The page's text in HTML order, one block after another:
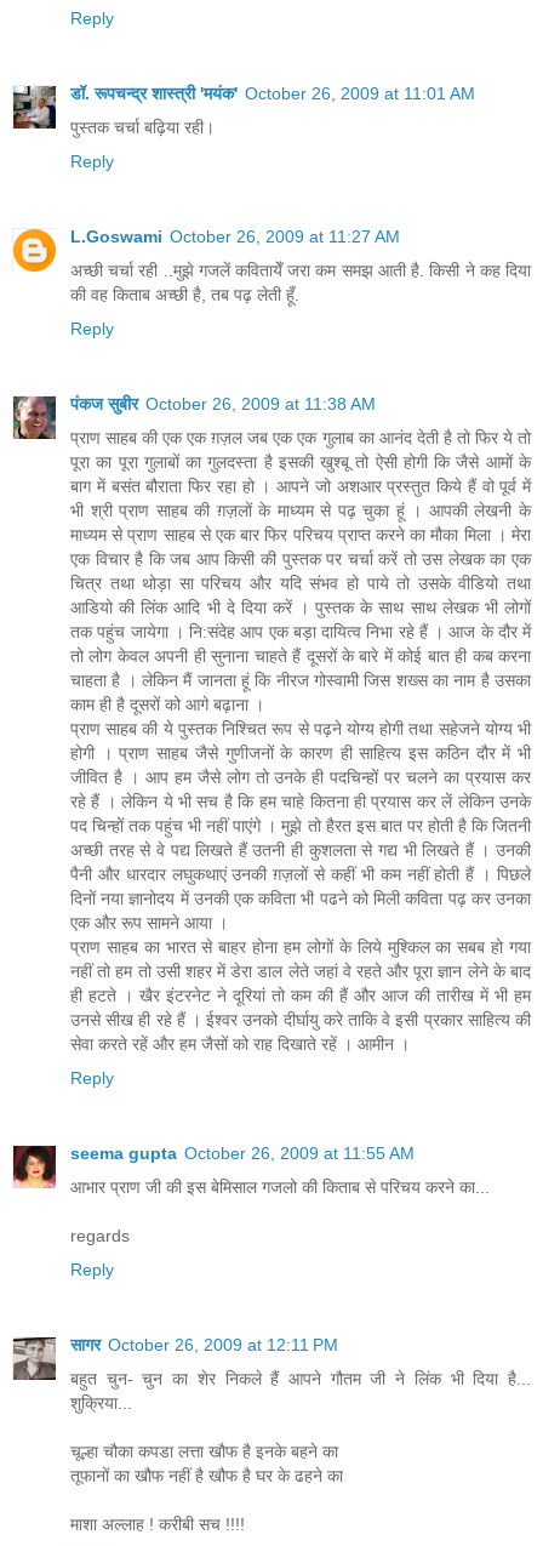
Reply
डॉ. रूपचन्द्र शास्त्री 'मयंक' October 26, 2009 at 11:01 AM
पुस्तक चर्चा बढ़िया रही।
Reply
L.Goswami October 26, 2009 at 11:27 AM
अच्छी चर्चा रही ..मुझे गजलें कवितायेँ जरा कम समझ आती है. किसी ने कह दिया
की वह किताब अच्छी है, तब पढ़ लेती हूँ.
Reply
पंकज सुबीर October 26, 2009 at 11:38 AM
प्राण साहब की एक एक ग़ज़ल जब एक एक गुलाब का आनंद देती है तो फिर ये तो
पूरा का पूरा गुलाबों का गुलदस्‍ता है इसकी खुश्‍बू तो ऐसी होगी कि जैसे आमों के
बाग में बसंत बौराता फिर रहा हो । आपने जो अशआर प्रस्‍तुत किये हैं वो पूर्व में
भी श्री प्राण साहब की ग़ज़लों के माध्‍यम से पढ़ चुका हूं । आपकी लेखनी के
माध्‍यम से प्राण साहब से एक बार फिर परिचय प्राप्‍त करने का मौका मिला । मेरा
एक विचार है कि जब आप किसी की पुस्‍तक पर चर्चा करें तो उस लेखक का एक
चित्र तथा थोड़ा सा परिचय और यदि संभव हो पाये तो उसके वीडियो तथा
आडियो की लिंक आदि भी दे दिया करें । पुस्‍तक के साथ साथ लेखक भी लोगों
तक पहुंच जायेगा । नि:संदेह आप एक बड़ा दायित्‍व निभा रहे हैं । आज के दौर में
तो लोग केवल अपनी ही सुनाना चाहते हैं दूसरों के बारे में कोई बात ही कब करना
चाहता है । लेकिन मैं जानता हूं कि नीरज गोस्‍वामी जिस शख्‍स का नाम है उसका
काम ही है दूसरों को आगे बढ़ाना ।
प्राण साहब की ये पुस्‍तक निश्चित रूप से पढ़ने योग्‍य होगी तथा सहेजने योग्‍य भी
होगी । प्राण साहब जैसे गुणीजनों के कारण ही साहित्‍य इस कठिन दौर में भी
जीवित है । आप हम जैसे लोग तो उनके ही पदचिन्‍हों पर चलने का प्रयास कर
रहे हैं । लेकिन ये भी सच है कि हम चाहे कितना ही प्रयास कर लें लेकिन उनके
पद चिन्‍हों तक पहुंच भी नहीं पाएंगे । मुझे तो हैरत इस बात पर होती है कि जितनी
अच्‍छी तरह से वे पद्य लिखते हैं उतनी ही कुशलता से गद्य भी लिखते हैं । उनकी
पैनी और धारदार लघुकथाएं उनकी ग़ज़लों से कहीं भी कम नहीं होती हैं । पिछले
दिनों नया ज्ञानोदय में उनकी एक कविता भी पढने को मिली कविता पढ़ कर उनका
एक और रूप सामने आया ।
प्राण साहब का भारत से बाहर होना हम लोगों के लिये मुश्किल का सबब हो गया
नहीं तो हम तो उसी शहर में डेरा डाल लेते जहां वे रहते और पूरा ज्ञान लेने के बाद
ही हटते । खैर इंटरनेट ने दूरियां तो कम की हैं और आज की तारीख में भी हम
उनसे सीख ही रहे हैं । ईश्‍वर उनको दीर्घायु करे ताकि वे इसी प्रकार साहित्‍य की
सेवा करते रहें और हम जैसों को राह दिखाते रहें । आमीन ।
Reply
seema gupta October 26, 2009 at 11:55 AM
आभार प्राण जी की इस बेमिसाल गजलो की किताब से परिचय करने का...
regards
Reply
सागर October 26, 2009 at 12:11 PM
बहुत चुन- चुन का शेर निकले हैं आपने गौतम जी ने लिंक भी दिया है...
शुक्रिया...
चूल्हा चौका कपडा लत्ता खौफ है इनके बहने का
तूफानों का खौफ नहीं है खौफ है घर के ढहने का
माशा अल्लाह ! करीबी सच !!!!